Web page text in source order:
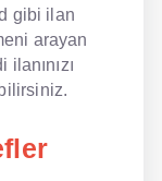
gibi ilan
arayan